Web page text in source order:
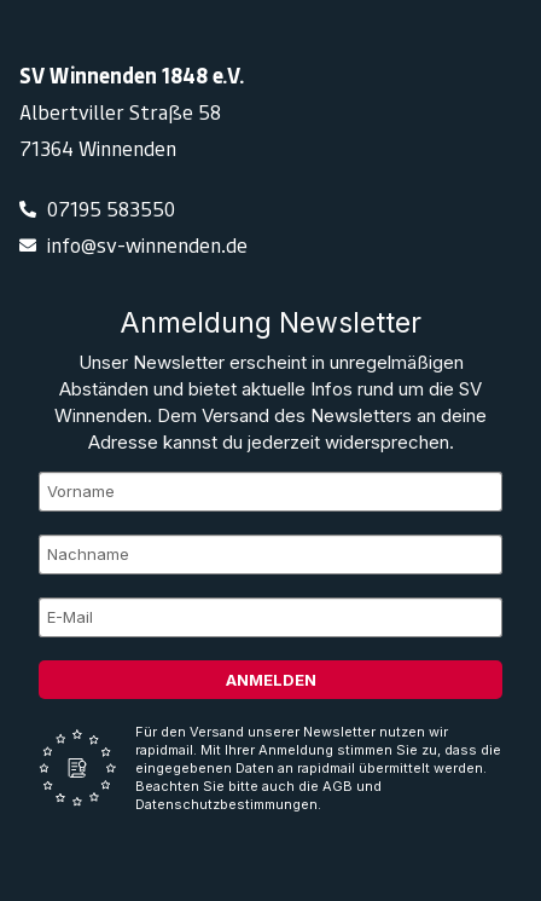
SV Winnenden 1848 e.V.
Albertviller Straße 58
71364 Winnenden
07195 583550
info@sv-winnenden.de
Anmeldung Newsletter
Unser Newsletter erscheint in unregelmäßigen
Abständen und bietet aktuelle Infos rund um die SV
Winnenden. Dem Versand des Newsletters an deine
Adresse kannst du jederzeit widersprechen.
ANMELDEN
Für den Versand unserer Newsletter nutzen wir
rapidmail. Mit Ihrer Anmeldung stimmen Sie zu, dass die
eingegebenen Daten an rapidmail übermittelt werden.
Beachten Sie bitte auch die AGB und
Datenschutzbestimmungen.